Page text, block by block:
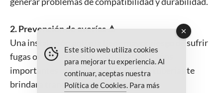
2. Prevención de averías ⚠️
Una instalación antigua tiene mayor riesgo de sufrir
fugas o roturas, lo que podría causar daños
importantes en tu hogar. Renovar las tuberías te
brindará tranquilidad y seguridad.
Este sitio web utiliza cookies
para mejorar tu experiencia. Al
continuar, aceptas nuestra
Política de Cookies. Para más